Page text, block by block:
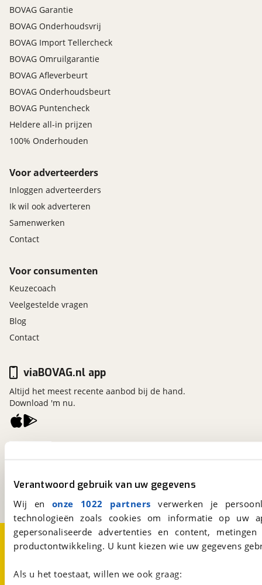
Verantwoord gebruik van uw gegevens
Wij en onze 1022 partners verwerken je
technologieën zoals cookies om informatie op
gepersonaliseerde advertenties en content,
productontwikkeling. U kunt kiezen wie uw gegevens
Als u het toestaat, willen we ook graag:
BOVAG Garantie
BOVAG Onderhoudsvrij
BOVAG Import Tellercheck
BOVAG Omruilgarantie
BOVAG Afleverbeurt
BOVAG Onderhoudsbeurt
BOVAG Puntencheck
Heldere all-in prijzen
100% Onderhouden
Voor adverteerders
Inloggen adverteerders
Ik wil ook adverteren
Samenwerken
Contact
Voor consumenten
Keuzecoach
Veelgestelde vragen
Blog
Contact
Een initiatief van
viaBOVAG.nl app
Altijd het meest recente aanbod bij de hand.
Download 'm nu.
Over viaBOVAG.nlDisclaimer- en Privacyverklaring
CookievoorkeurenVacatures